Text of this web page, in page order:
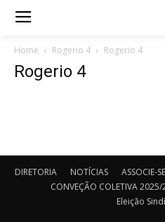
Home Rogerio 4 Rogerio 4
Rogerio 4
DIRETORIA NOTÍCIAS ASSOCIE-SE
CONVEÇÃO COLETIVA 2025/
Eleição